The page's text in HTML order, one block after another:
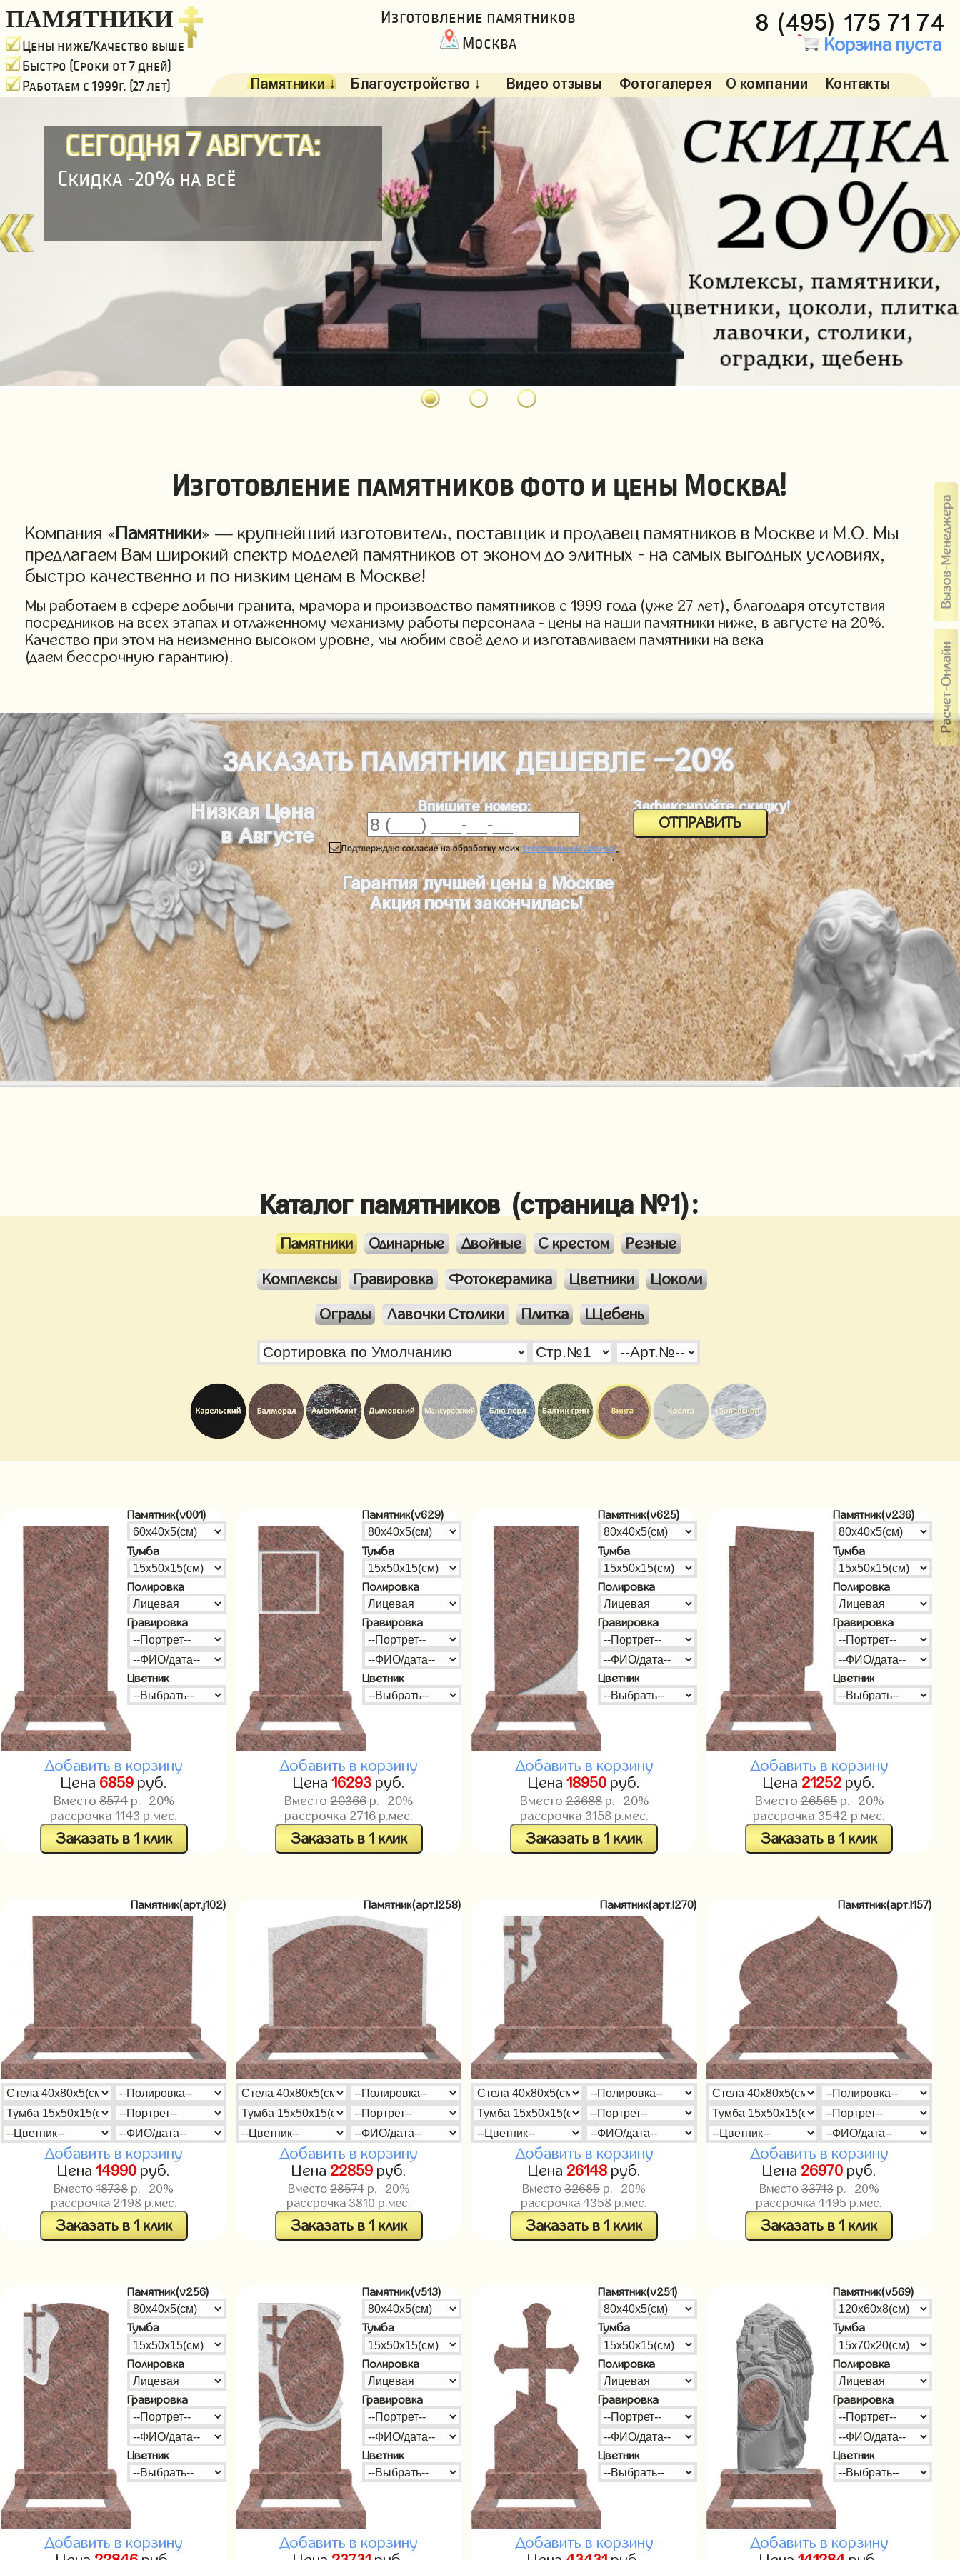
ПАМЯТНИКИ
Цены ниже/Качество выше
Быстро (Сроки от 7 дней)
Работаем с 1999г. (27 лет)
Изготовление памятников
Москва
8 (495) 175 71 74
Корзина пуста
Памятники ↓ Благоустройство ↓ Видео отзывы Фотогалерея О компании Контакты
СЕГОДНЯ7АВГУСТА:
Скидка -20% на всё
Изготовление памятников фото и цены Москва!
Компания « Памятники» — крупнейший изготовитель, поставщик и продавец памятников в Москве и М.О. Мы
предлагаем Вам широкий спектр моделей памятников от эконом до элитных - на самых выгодных условиях,
быстро качественно и по низким ценам в Москве!
Мы работаем в сфере добычи гранита, мрамора и производство памятников с 1999 года (уже 27 лет), благодаря отсутствия
посредников на всех этапах и отлаженному механизму работы персонала - цены на наши памятники ниже, в августе на 20%.
Качество при этом на неизменно высоком уровне, мы любим своё дело и изготавливаем памятники на века
(даем бессрочную гарантию).
ЗАКАЗАТЬПАМЯТНИКДЕШЕВЛЕ-20%
Низкая Цена
в Августе
Впишите номер:
.
Зафиксируйте скидку!
Гарантия лучшей цены в Москве
Акция почти закончилась!
Каталог памятников (страница №1):
Памятники Одинарные Двойные С крестом Резные
Комплексы Гравировка Фотокерамика Цветники Цоколи
Ограды Лавочки Столики Плитка Щебень
Памятник(v001)
Тумба
Полировка
Гравировка
Цветник
Добавить в корзину
Цена 6859руб.
Вместо8574р. -20%
рассрочка1143 р.мес.
Заказать в 1 клик
Памятник(v629)
Тумба
Полировка
Гравировка
Цветник
Добавить в корзину
Цена 16293руб.
Вместо20366р. -20%
рассрочка 2716 р.мес.
Заказать в 1 клик
Памятник(v625)
Тумба
Полировка
Гравировка
Цветник
Добавить в корзину
Цена18950 руб.
Вместо23688р. -20%
рассрочка 3158р.мес.
Заказать в 1 клик
Памятник(v236)
Тумба
Полировка
Гравировка
Цветник
Добавить в корзину
Цена 21252 руб.
Вместо 26565р. -20%
рассрочка 3542 р.мес.
Заказать в 1 клик
Памятник(арт.j102)
Добавить в корзину
Цена14990 руб.
Вместо18738 р. -20%
рассрочка 2498 р.мес.
Заказать в 1 клик
Памятник(арт.l258)
Добавить в корзину
Цена 22859руб.
Вместо 28574р. -20%
рассрочка 3810 р.мес.
Заказать в 1 клик
Памятник(арт.l270)
Добавить в корзину
Цена 26148руб.
Вместо32685 р. -20%
рассрочка4358 р.мес.
Заказать в 1 клик
Памятник(арт.l157)
Добавить в корзину
Цена 26970руб.
Вместо 33713р. -20%
рассрочка4495 р.мес.
Заказать в 1 клик
Памятник(v256)
Тумба
Полировка
Гравировка
Цветник
Добавить в корзину
Памятник(v513)
Тумба
Полировка
Гравировка
Цветник
Добавить в корзину
Памятник(v251)
Тумба
Полировка
Гравировка
Цветник
Добавить в корзину
Памятник(v569)
Тумба
Полировка
Гравировка
Цветник
Добавить в корзину